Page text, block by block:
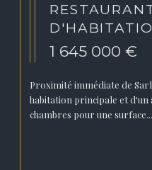
1 645 000 €
Proximité immédiate de
habitation principale et d'un
chambres pour une surface...